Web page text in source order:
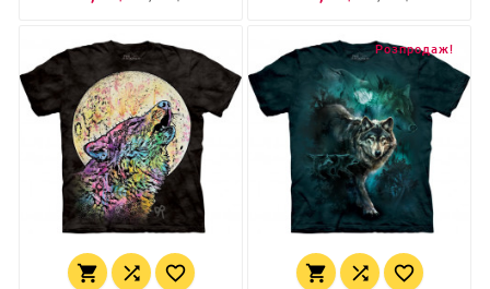
  
Розпродаж!
  